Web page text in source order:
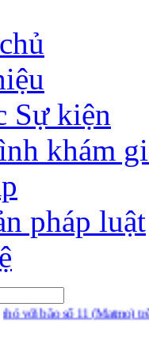
Sự kiện
khám
pháp luật
số 11 (Matmo) trên Biển